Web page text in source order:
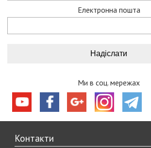
Електронна пошта
Ми в соц. мережах
Контакти